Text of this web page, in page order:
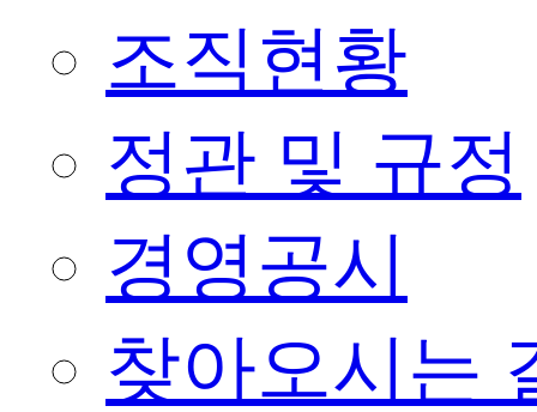
조직현황
정관 및 규정
경영공시
찾아오시는